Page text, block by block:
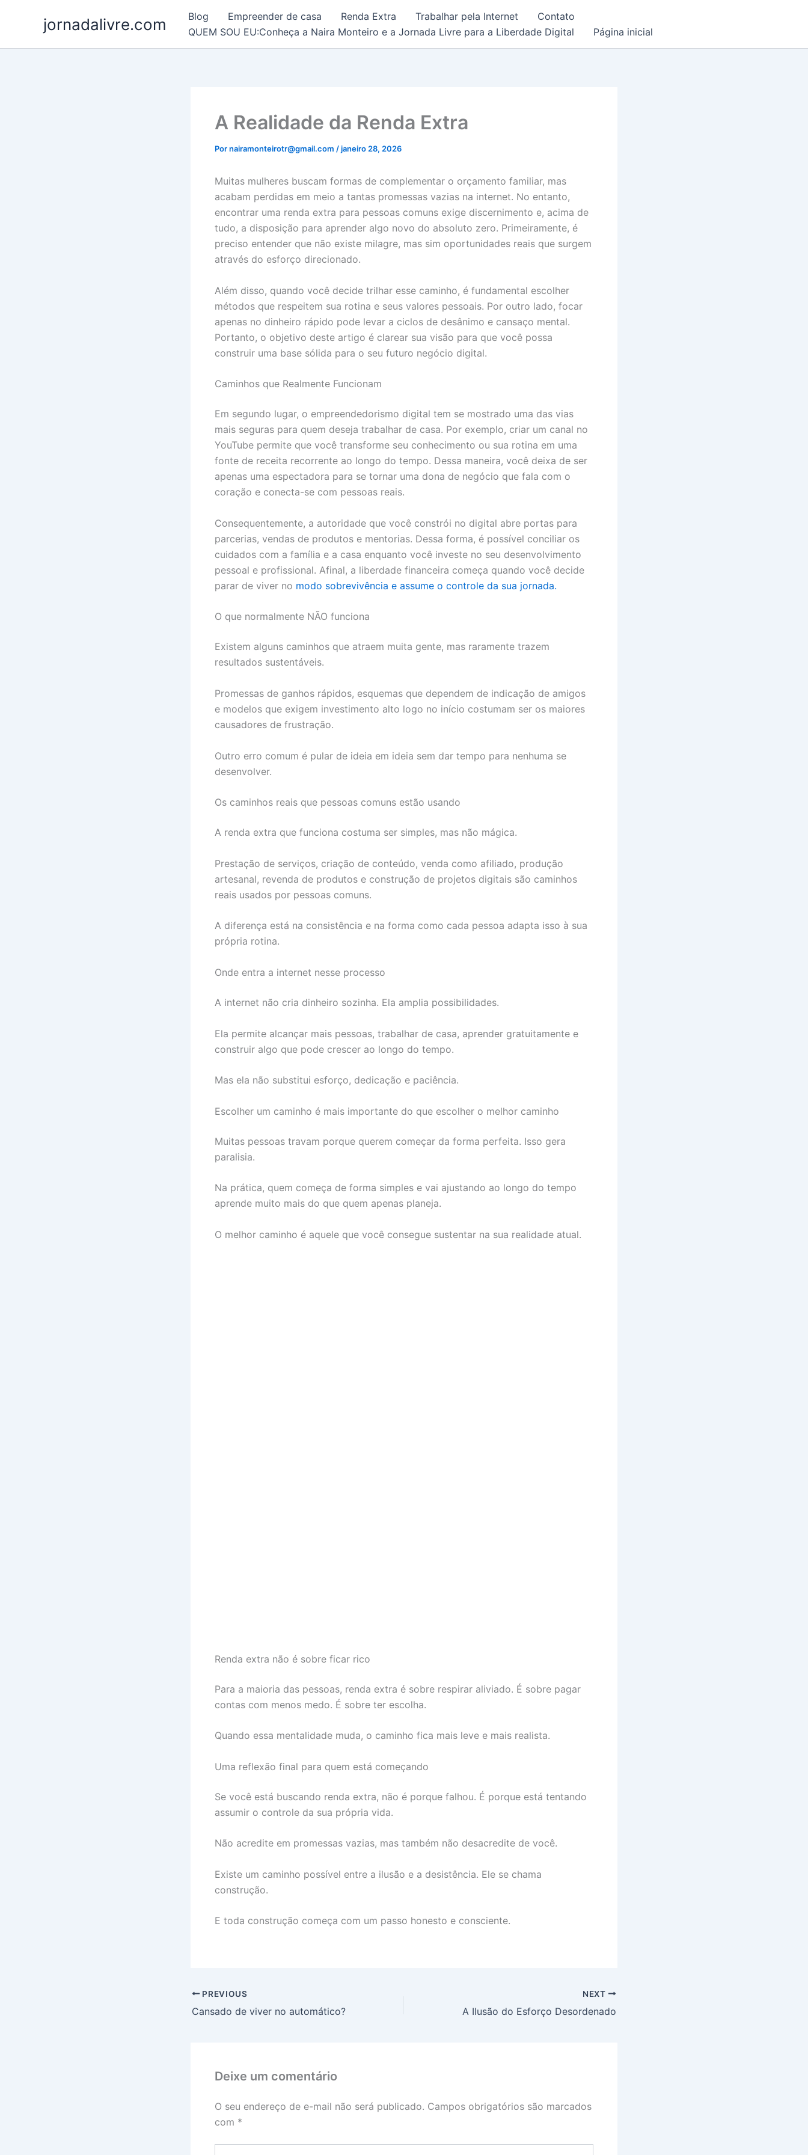
jornadalivre.com Blog Empreender de casa Renda Extra Trabalhar pela Internet
Contato
QUEM SOU EU:Conheça a Naira Monteiro e a Jornada Livre para a Liberdade Digital
Página inicial
A Realidade da Renda Extra
Pornairamonteirotr@gmail.com /janeiro 28, 2026
Muitas mulheres buscam formas de complementar o orçamento familiar, mas
acabam perdidas em meio a tantas promessas vazias na internet. No entanto,
encontrar uma renda extra para pessoas comuns exige discernimento e, acima de
tudo, a disposição para aprender algo novo do absoluto zero. Primeiramente, é
preciso entender que não existe milagre, mas sim oportunidades reais que surgem
através do esforço direcionado.
Além disso, quando você decide trilhar esse caminho, é fundamental escolher
métodos que respeitem sua rotina e seus valores pessoais. Por outro lado, focar
apenas no dinheiro rápido pode levar a ciclos de desânimo e cansaço mental.
Portanto, o objetivo deste artigo é clarear sua visão para que você possa
construir uma base sólida para o seu futuro negócio digital.
Caminhos que Realmente Funcionam
Em segundo lugar, o empreendedorismo digital tem se mostrado uma das vias
mais seguras para quem deseja trabalhar de casa. Por exemplo, criar um canal no
YouTube permite que você transforme seu conhecimento ou sua rotina em uma
fonte de receita recorrente ao longo do tempo. Dessa maneira, você deixa de ser
apenas uma espectadora para se tornar uma dona de negócio que fala com o
coração e conecta-se com pessoas reais.
Consequentemente, a autoridade que você constrói no digital abre portas para
parcerias, vendas de produtos e mentorias. Dessa forma, é possível conciliar os
cuidados com a família e a casa enquanto você investe no seu desenvolvimento
pessoal e profissional. Afinal, a liberdade financeira começa quando você decide
parar de viver no modo sobrevivência e assume o controle da sua jornada.
O que normalmente NÃO funciona
Existem alguns caminhos que atraem muita gente, mas raramente trazem
resultados sustentáveis.
Promessas de ganhos rápidos, esquemas que dependem de indicação de amigos
e modelos que exigem investimento alto logo no início costumam ser os maiores
causadores de frustração.
Outro erro comum é pular de ideia em ideia sem dar tempo para nenhuma se
desenvolver.
Os caminhos reais que pessoas comuns estão usando
A renda extra que funciona costuma ser simples, mas não mágica.
Prestação de serviços, criação de conteúdo, venda como afiliado, produção
artesanal, revenda de produtos e construção de projetos digitais são caminhos
reais usados por pessoas comuns.
A diferença está na consistência e na forma como cada pessoa adapta isso à sua
própria rotina.
Onde entra a internet nesse processo
A internet não cria dinheiro sozinha. Ela amplia possibilidades.
Ela permite alcançar mais pessoas, trabalhar de casa, aprender gratuitamente e
construir algo que pode crescer ao longo do tempo.
Mas ela não substitui esforço, dedicação e paciência.
Escolher um caminho é mais importante do que escolher o melhor caminho
Muitas pessoas travam porque querem começar da forma perfeita. Isso gera
paralisia.
Na prática, quem começa de forma simples e vai ajustando ao longo do tempo
aprende muito mais do que quem apenas planeja.
O melhor caminho é aquele que você consegue sustentar na sua realidade atual.
Renda extra não é sobre ficar rico
Para a maioria das pessoas, renda extra é sobre respirar aliviado. É sobre pagar
contas com menos medo. É sobre ter escolha.
Quando essa mentalidade muda, o caminho fica mais leve e mais realista.
Uma reflexão final para quem está começando
Se você está buscando renda extra, não é porque falhou. É porque está tentando
assumir o controle da sua própria vida.
Não acredite em promessas vazias, mas também não desacredite de você.
Existe um caminho possível entre a ilusão e a desistência. Ele se chama
construção.
E toda construção começa com um passo honesto e consciente.
PREVIOUS
Cansado de viver no automático?
NEXT
A Ilusão do Esforço Desordenado
Deixe um comentário
O seu endereço de e-mail não será publicado. Campos obrigatórios são marcados
com *